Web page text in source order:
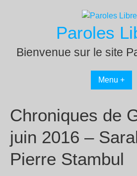
Paroles
Bienvenue sur le site
Menu +
Chroniques de
juin 2016 –
Pierre Stambul